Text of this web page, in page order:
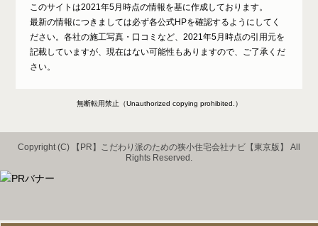
このサイトは2021年5月時点の情報を基に作成しております。
最新の情報につきましては必ず各公式HPを確認するようにしてく
ださい。各社の施工写真・口コミなど、2021年5月時点の引用元を
記載していますが、現在はない可能性もありますので、ご了承くだ
さい。
無断転用禁止（Unauthorized copying prohibited.）
Copyright (C) こだわり派のための狭小住宅会社ナビ【東京版】
All
Rights Reserved.